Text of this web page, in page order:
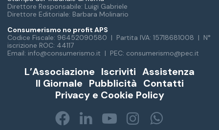
Direttore Responsabile: Luigi Gabriele
Direttore Editoriale: Barbara Molinario
Consumerismo no profit APS
Codice Fiscale: 96452090580 | Partita IVA: 15718681008 | N°
iscrizione ROC: 44117
Email: info@consumerismo.it | PEC: consumerismo@pec.it
L’Associazione Iscriviti Assistenza
Il Giornale Pubblicità Contatti
Privacy e Cookie Policy
Facebook
LinkedIn
You Instagram